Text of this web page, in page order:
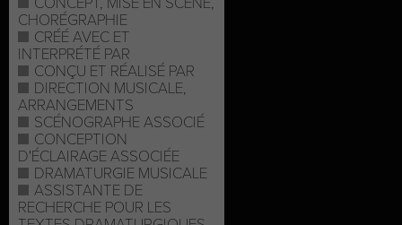
CHORÉGRAPHIE
CRÉÉ AVEC ET
INTERPRÉTÉ PAR
CONÇU ET RÉALISÉ PAR
DIRECTION MUSICALE,
ARRANGEMENTS
SCÉNOGRAPHE ASSOCIÉ
CONCEPTION
D'ÉCLAIRAGE ASSOCIÉE
DRAMATURGIE MUSICALE
ASSISTANTE DE
RECHERCHE POUR LES